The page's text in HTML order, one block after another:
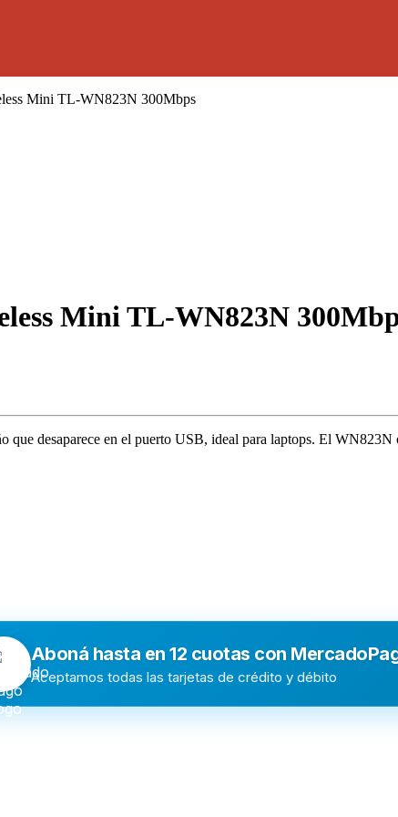
Mini TL-WN823N 300Mbps
Mini TL-WN823N
desaparece en el puerto USB, ideal para laptops. El
Aboná hasta en 12 cuotas con
Aceptamos todas las tarjetas de crédito y débito